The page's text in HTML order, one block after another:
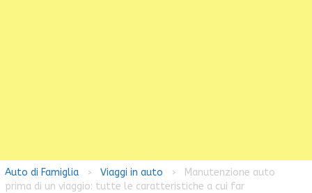
Auto di Famiglia > Viaggi in auto >
Manutenzione auto
prima di un viaggio: tutte le caratteristiche a cui far